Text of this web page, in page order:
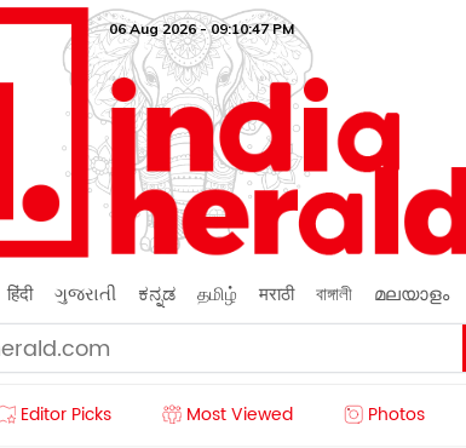
06 Aug 2026 - 09:10:48 PM
हिंदी ગુજરાતી ಕನ್ನಡ தமிழ் मराठी বাঙ্গালী മലയാളം
Editor Picks Most Viewed Photos